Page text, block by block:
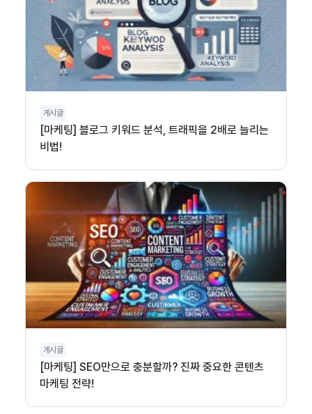
게시글
[마케팅] 블로그 키워드 분석, 트래픽을 2배로 늘리는
비법!
게시글
[마케팅] SEO만으로 충분할까? 진짜 중요한 콘텐츠
마케팅 전략!